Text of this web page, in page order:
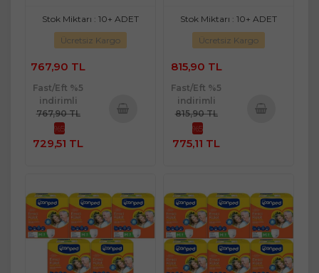
Stok Miktarı : 10+ ADET
Ücretsiz Kargo
767,90 TL
Fast/Eft %5
indirimli
767,90 TL
%5
729,51 TL
Stok Miktarı : 10+ ADET
Ücretsiz Kargo
815,90 TL
Fast/Eft %5
indirimli
815,90 TL
%5
775,11 TL